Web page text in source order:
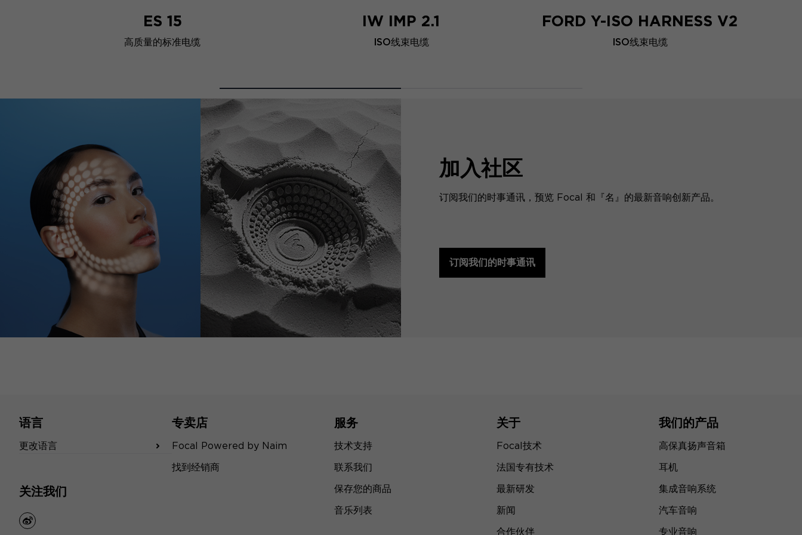
ES 15
高质量的标准电缆
IW IMP 2.1
ISO线束电缆
FORD Y-ISO HARNESS V2
ISO线束电缆
加入社区
订阅我们的时事通讯，预览 Focal 和『名』的最新音响创新产品。
订阅我们的时事通讯
语言
更改语言
关注我们
weibo
专卖店
Focal Powered by Naim
找到经销商
服务
技术支持
联系我们
保存您的商品
音乐列表
关于
Focal技术
法国专有技术
最新研发
新闻
合作伙伴
我们的产品
高保真扬声音箱
耳机
集成音响系统
汽车音响
专业音响